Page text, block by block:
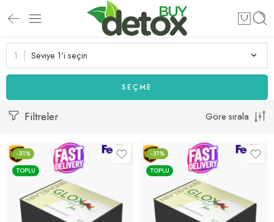
Seviye 1'i seçin
SEÇME
Filtreler Göre sırala
-31%
TOPLU
-31%
TOPLU